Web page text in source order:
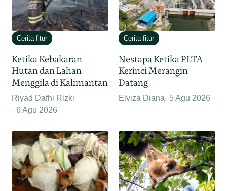
Cerita fitur
Ketika Kebakaran
Hutan dan Lahan
Menggila di Kalimantan
Riyad Dafhi Rizki
6 Agu 2026
Cerita fitur
Nestapa Ketika PLTA
Kerinci Merangin
Datang
Elviza Diana 5 Agu 2026